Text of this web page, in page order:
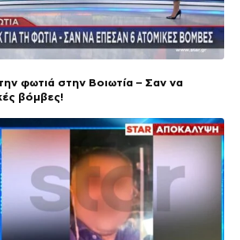
φωτιά στην Βοιωτία – Σαν να
βόμβες!